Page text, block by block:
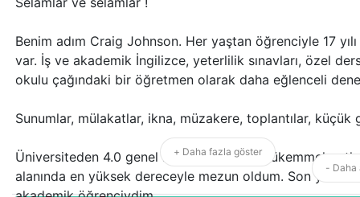
Benim adım Craig Johnson. Her yaştan öğrenciyle 17
var. İş ve akademik İngilizce, yeterlilik sınavları, özel
okulu çağındaki bir öğretmen olarak daha eğlenceli
Sunumlar, mülakatlar, ikna, müzakere, toplantılar, küçük
Üniversiteden 4.0 genel not ortalaması (mükemmel
alanında en yüksek dereceyle mezun oldum. Son
+ Daha fazla göster
- Daha